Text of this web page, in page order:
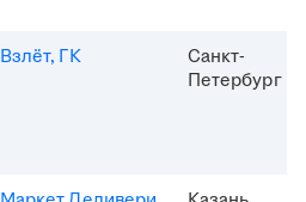
Взлёт, ГК
Санкт-
Петербург